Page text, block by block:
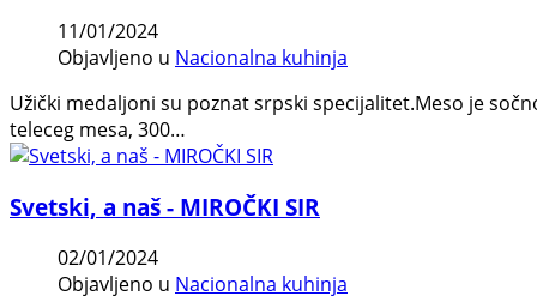
11/01/2024
Objavljeno u Nacionalna kuhinja
Užički medaljoni su poznat srpski specijalitet.Meso je
teleceg mesa, 300…
Svetski, a naš - MIROČKI SIR
02/01/2024
Objavljeno u Nacionalna kuhinja